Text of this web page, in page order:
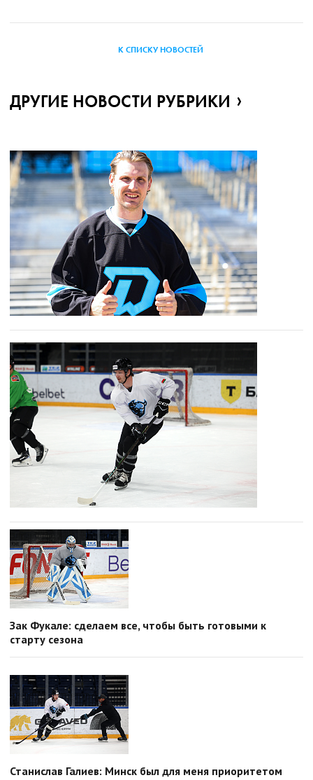
К СПИСКУ НОВОСТЕЙ
ДРУГИЕ НОВОСТИ РУБРИКИ
Зак Фукале: сделаем все, чтобы быть готовыми к
старту сезона
Станислав Галиев: Минск был для меня приоритетом